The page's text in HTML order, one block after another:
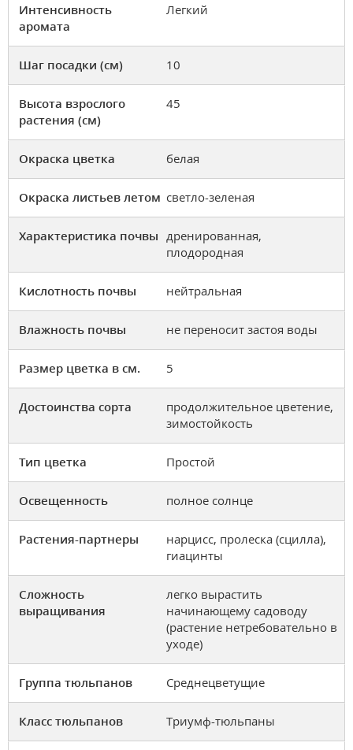
Интенсивность
аромата
Легкий
Шаг посадки (см) 10
Высота взрослого
растения (см)
45
Окраска цветка белая
Окраска листьев летом светло-зеленая
Характеристика почвы дренированная,
плодородная
Кислотность почвы нейтральная
Влажность почвы не переносит застоя воды
Размер цветка в см. 5
Достоинства сорта
продолжительное цветение,
зимостойкость
Тип цветка Простой
Освещенность полное солнце
Растения-партнеры
нарцисс, пролеска (сцилла),
гиацинты
Сложность
выращивания
легко вырастить
начинающему садоводу
(растение нетребовательно в
уходе)
Группа тюльпанов Среднецветущие
Класс тюльпанов Триумф-тюльпаны